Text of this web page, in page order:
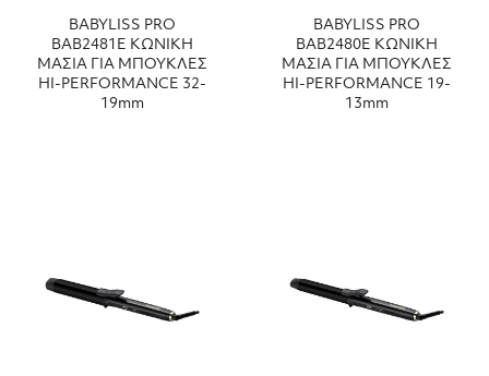
BABYLISS PRO
ΒΑΒ2481Ε ΚΩΝΙΚΗ
ΜΑΣΙΑ ΓΙΑ ΜΠΟΥΚΛΕΣ
HI-PERFORMANCE 32-
19mm
BABYLISS PRO
ΒΑΒ2480Ε ΚΩΝΙΚΗ
ΜΑΣΙΑ ΓΙΑ ΜΠΟΥΚΛΕΣ
HI-PERFORMANCE 19-
13mm